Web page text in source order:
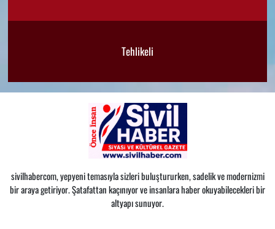
Tehlikeli
sivilhabercom, yepyeni temasıyla sizleri buluştururken, sadelik ve modernizmi
bir araya getiriyor. Şatafattan kaçınıyor ve insanlara haber okuyabilecekleri bir
altyapı sunuyor.